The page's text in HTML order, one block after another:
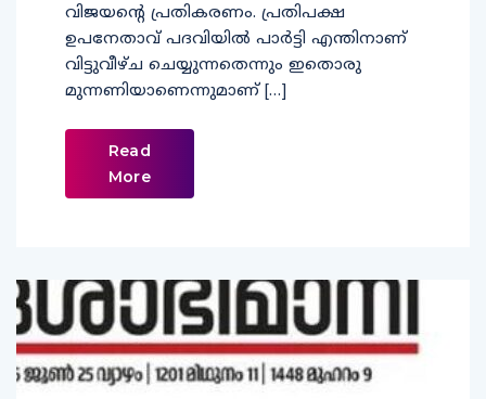
വിജയന്റെ പ്രതികരണം. പ്രതിപക്ഷ
ഉപനേതാവ് പദവിയില്‍ പാര്‍ട്ടി എന്തിനാണ്
വിട്ടുവീഴ്ച ചെയ്യുന്നതെന്നും ഇതൊരു
മുന്നണിയാണെന്നുമാണ് […]
Read
More